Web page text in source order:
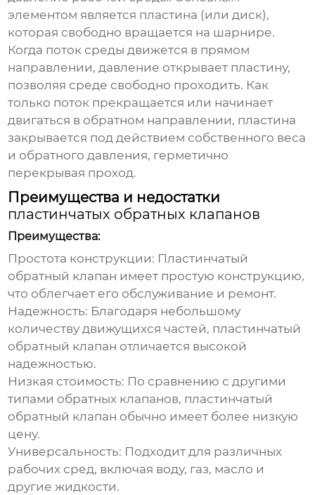
элементом является пластина (или диск),
которая свободно вращается на шарнире.
Когда поток среды движется в прямом
направлении, давление открывает пластину,
позволяя среде свободно проходить. Как
только поток прекращается или начинает
двигаться в обратном направлении, пластина
закрывается под действием собственного веса
и обратного давления, герметично
перекрывая проход.
Преимущества и недостатки
пластинчатых обратных клапанов
Преимущества:
Простота конструкции: Пластинчатый
обратный клапан имеет простую конструкцию,
что облегчает его обслуживание и ремонт.
Надежность: Благодаря небольшому
количеству движущихся частей, пластинчатый
обратный клапан отличается высокой
надежностью.
Низкая стоимость: По сравнению с другими
типами обратных клапанов, пластинчатый
обратный клапан обычно имеет более низкую
цену.
Универсальность: Подходит для различных
рабочих сред, включая воду, газ, масло и
другие жидкости.